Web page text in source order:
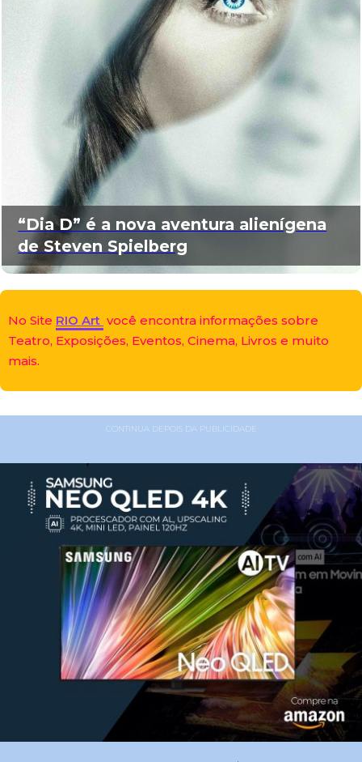
“Dia D” é a nova aventura alienígena
de Steven Spielberg
No Site RIO Art você encontra informações sobre
Teatro, Exposições, Eventos, Cinema, Livros e muito
mais.
CONTINUA DEPOIS DA PUBLICIDADE